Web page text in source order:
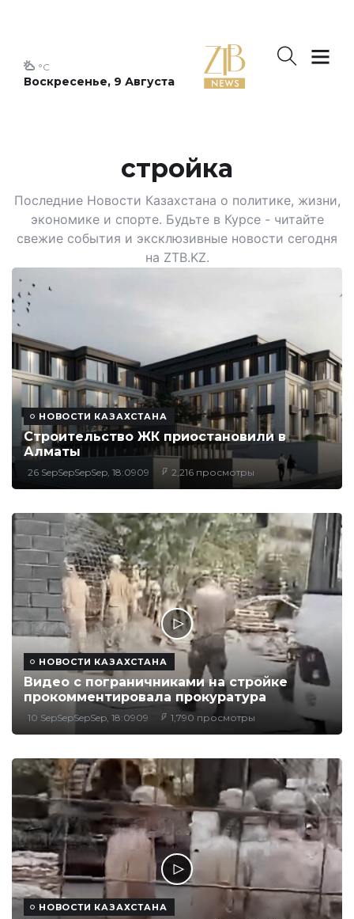
Воскресенье, 9 Августа
°C
стройка
Последние Новости Казахстана о политике, жизни,
экономике и спорте. Будьте в Курсе - читайте
свежие события и эксклюзивные новости сегодня
на ZTB.KZ.
НОВОСТИ КАЗАХСТАНА
Строительство ЖК приостановили в
Алматы
26 SepSepSepSep, 18:0909 2,216 просмотры
НОВОСТИ КАЗАХСТАНА
Видео с пограничниками на стройке
прокомментировала прокуратура
10 SepSepSepSep, 18:0909 1,790 просмотры
НОВОСТИ КАЗАХСТАНА